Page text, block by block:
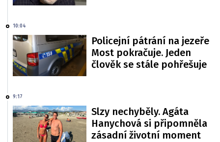
10:04
Policejní pátrání na jezeře
Most pokračuje. Jeden
člověk se stále pohřešuje
9:17
Slzy nechyběly. Agáta
Hanychová si připomněla
zásadní životní moment